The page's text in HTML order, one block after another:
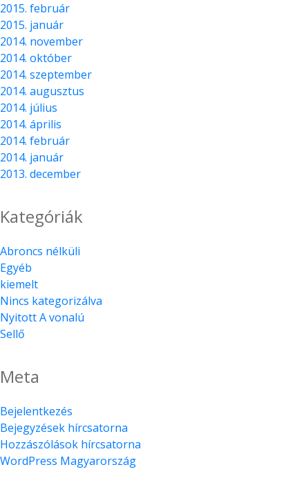
2015. február
2015. január
2014. november
2014. október
2014. szeptember
2014. augusztus
2014. július
2014. április
2014. február
2014. január
2013. december
Kategóriák
Abroncs nélküli
Egyéb
kiemelt
Nincs kategorizálva
Nyitott A vonalú
Sellő
Meta
Bejelentkezés
Bejegyzések hírcsatorna
Hozzászólások hírcsatorna
WordPress Magyarország